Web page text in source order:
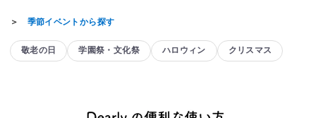
＞ 季節イベントから探す
敬老の日 学園祭・文化祭 ハロウィン クリスマス